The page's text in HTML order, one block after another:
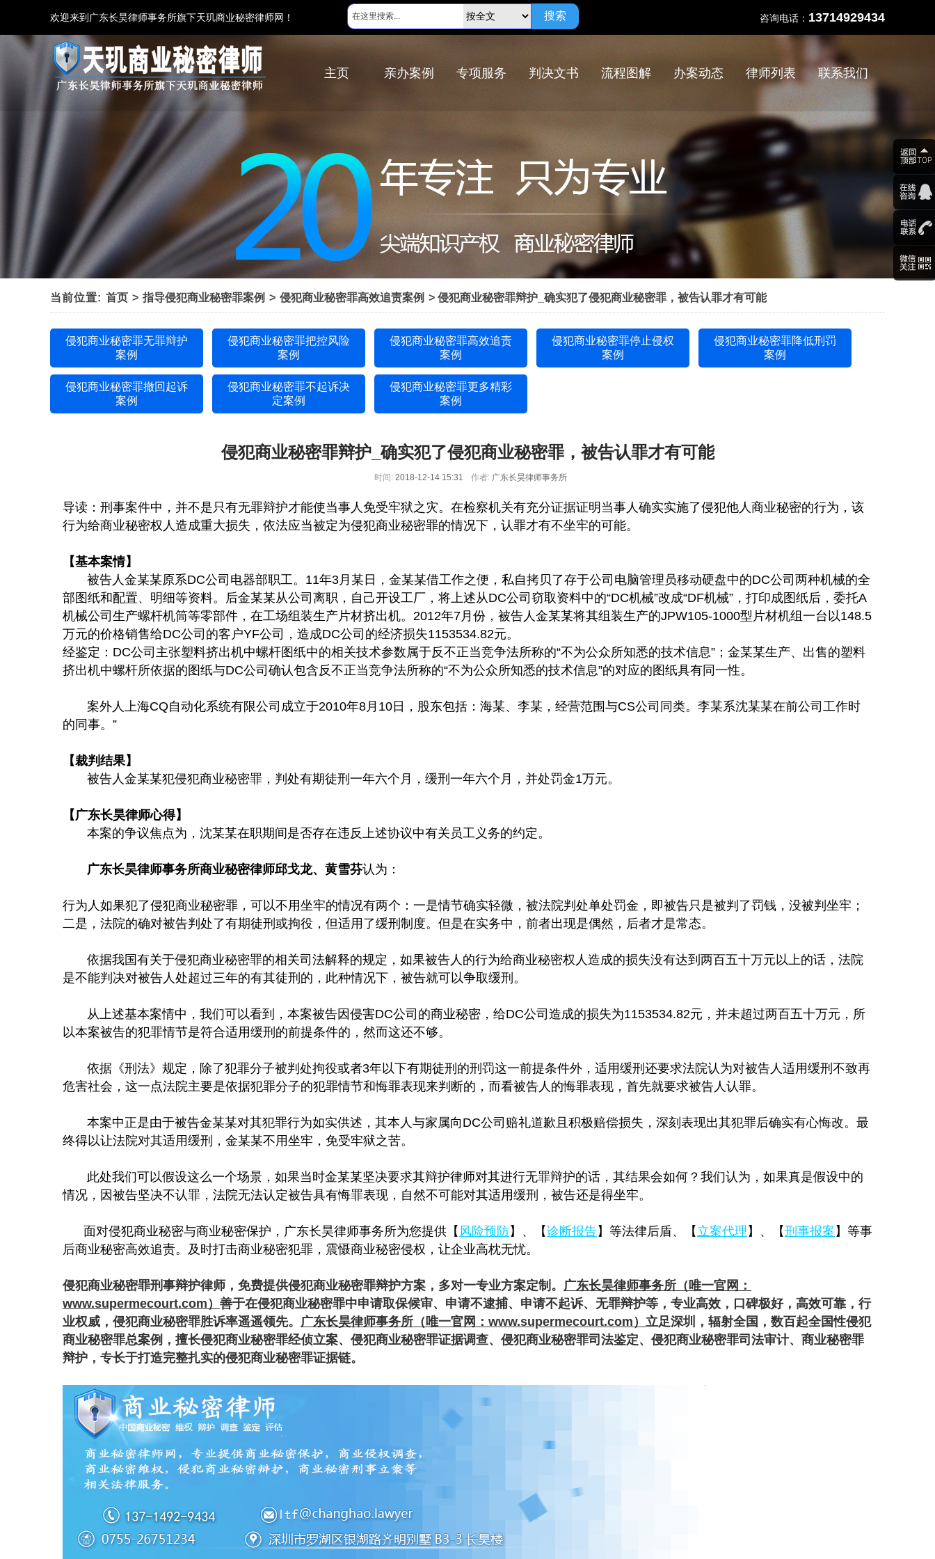
欢迎来到广东长昊律师事务所旗下天玑商业秘密律师网！ 搜索 咨询电话： 13714929434
主页 亲办案例 专项服务 判决文书 流程图解 办案动态 律师列表 联系我们
当前位置: 首页 > 指导侵犯商业秘密罪案例 > 侵犯商业秘密罪高效追责案例 > 侵犯商业秘密罪辩护_确实犯了侵犯商业秘密罪，被告认罪才有可能
侵犯商业秘密罪无罪辩护
案例
侵犯商业秘密罪把控风险
案例
侵犯商业秘密罪高效追责
案例
侵犯商业秘密罪停止侵权
案例
侵犯商业秘密罪降低刑罚
案例
侵犯商业秘密罪撤回起诉
案例
侵犯商业秘密罪不起诉决
定案例
侵犯商业秘密罪更多精彩
案例
侵犯商业秘密罪辩护_确实犯了侵犯商业秘密罪，被告认罪才有可能
时间: 2018-12-14 15:31 作者: 广东长昊律师事务所
导读：刑事案件中，并不是只有无罪辩护才能使当事人免受牢狱之灾。在检察机关有充分证据证明当事人确实实施了侵犯他人商业秘密的行为，该
行为给商业秘密权人造成重大损失，依法应当被定为侵犯商业秘密罪的情况下，认罪才有不坐牢的可能。
【基本案情】
被告人金某某原系DC公司电器部职工。11年3月某日，金某某借工作之便，私自拷贝了存于公司电脑管理员移动硬盘中的DC公司两种机械的全
部图纸和配置、明细等资料。后金某某从公司离职，自己开设工厂，将上述从DC公司窃取资料中的“DC机械”改成“DF机械”，打印成图纸后，委托A
机械公司生产螺杆机筒等零部件，在工场组装生产片材挤出机。2012年7月份，被告人金某某将其组装生产的JPW105-1000型片材机组一台以148.5
万元的价格销售给DC公司的客户YF公司，造成DC公司的经济损失1153534.82元。
经鉴定：DC公司主张塑料挤出机中螺杆图纸中的相关技术参数属于反不正当竞争法所称的“不为公众所知悉的技术信息”；金某某生产、出售的塑料
挤出机中螺杆所依据的图纸与DC公司确认包含反不正当竞争法所称的“不为公众所知悉的技术信息”的对应的图纸具有同一性。
案外人上海CQ自动化系统有限公司成立于2010年8月10日，股东包括：海某、李某，经营范围与CS公司同类。李某系沈某某在前公司工作时
的同事。”
【裁判结果】
被告人金某某犯侵犯商业秘密罪，判处有期徒刑一年六个月，缓刑一年六个月，并处罚金1万元。
【广东长昊律师心得】
本案的争议焦点为，沈某某在职期间是否存在违反上述协议中有关员工义务的约定。
广东长昊律师事务所商业秘密律师邱戈龙、黄雪芬认为：
行为人如果犯了侵犯商业秘密罪，可以不用坐牢的情况有两个：一是情节确实轻微，被法院判处单处罚金，即被告只是被判了罚钱，没被判坐牢；
二是，法院的确对被告判处了有期徒刑或拘役，但适用了缓刑制度。但是在实务中，前者出现是偶然，后者才是常态。
依据我国有关于侵犯商业秘密罪的相关司法解释的规定，如果被告人的行为给商业秘密权人造成的损失没有达到两百五十万元以上的话，法院
是不能判决对被告人处超过三年的有其徒刑的，此种情况下，被告就可以争取缓刑。
从上述基本案情中，我们可以看到，本案被告因侵害DC公司的商业秘密，给DC公司造成的损失为1153534.82元，并未超过两百五十万元，所
以本案被告的犯罪情节是符合适用缓刑的前提条件的，然而这还不够。
依据《刑法》规定，除了犯罪分子被判处拘役或者3年以下有期徒刑的刑罚这一前提条件外，适用缓刑还要求法院认为对被告人适用缓刑不致再
危害社会，这一点法院主要是依据犯罪分子的犯罪情节和悔罪表现来判断的，而看被告人的悔罪表现，首先就要求被告人认罪。
本案中正是由于被告金某某对其犯罪行为如实供述，其本人与家属向DC公司赔礼道歉且积极赔偿损失，深刻表现出其犯罪后确实有心悔改。最
终得以让法院对其适用缓刑，金某某不用坐牢，免受牢狱之苦。
此处我们可以假设这么一个场景，如果当时金某某坚决要求其辩护律师对其进行无罪辩护的话，其结果会如何？我们认为，如果真是假设中的
情况，因被告坚决不认罪，法院无法认定被告具有悔罪表现，自然不可能对其适用缓刑，被告还是得坐牢。
面对侵犯商业秘密与商业秘密保护，广东长昊律师事务所为您提供【 风险预防】、【诊断报告】等法律后盾、 【 立案代理 】、【刑事报案 】等事
后商业秘密高效追责。 及时打击商业秘密犯罪，震慑商业秘密侵权，让企业高枕无忧。
侵犯商业秘密罪刑事辩护律师，免费提供侵犯商业秘密罪辩护方案，多对一专业方案定制。 广东长昊律师事务所（唯一官网：
www.supermecourt.com） 善于在侵犯商业秘密罪中申请取保候审、申请不逮捕、申请不起诉、无罪辩护等，专业高效，口碑极好，高效可靠，行
业权威，侵犯商业秘密罪胜诉率遥遥领先。 广东长昊律师事务所（唯一官网：www.supermecourt.com） 立足深圳，辐射全国，数百起全国性侵犯
商业秘密罪总案例，擅长侵犯商业秘密罪经侦立案、侵犯商业秘密罪证据调查、侵犯商业秘密罪司法鉴定、侵犯商业秘密罪司法审计、商业秘密罪
辩护，专长于打造完整扎实的侵犯商业秘密罪证据链。